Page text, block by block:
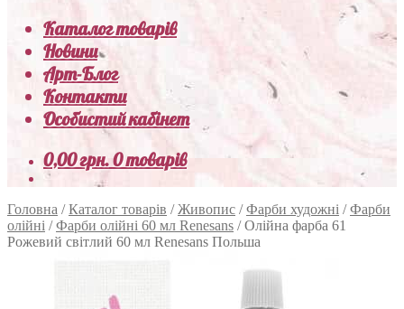
Каталог товарів
Новини
Арт-Блог
Контакти
Особистий кабінет
0,00грн.0 товарів
Головна /Каталог товарів /Живопис /Фарби художні /Фарби
олійні /Фарби олійні 60 мл Renesans /Олійна фарба 61
Рожевий світлий 60 мл Renesans Польша